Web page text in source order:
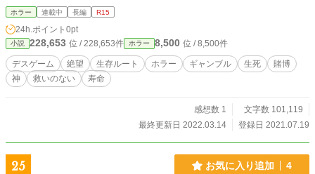
ホラー 連載中 長編 R15
24h.ポイント 0pt
小説 228,653 位 / 228,653件 ホラー 8,500 位 / 8,500件
デスゲーム 絶望 生存ルート ホラー ギャンブル 生死
賭博
神
救いのない 寿命
感想数 1
文字数 101,119
最終更新日 2022.03.14
登録日 2021.07.19
25 お気に入り追加 4